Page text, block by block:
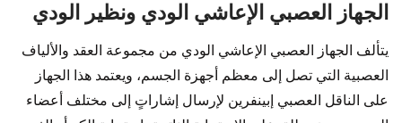
الجهاز العصبي الإعاشي الودي ونظير الودي
يتألف الجهاز العصبي الإعاشي الودي من مجموعة العقد والألياف
العصبية التي تصل إلى معظم أجهزة الجسم، ويعتمد هذا الجهاز
على الناقل العصبي إبينفرين لإرسال إشاراتٍ إلى مختلف أعضاء